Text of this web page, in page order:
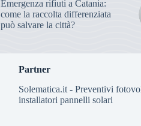
Emergenza rifiuti a Catania:
come la raccolta differenziata
può salvare la città?
Partner
Solematica.it - Preventivi
installatori pannelli solari